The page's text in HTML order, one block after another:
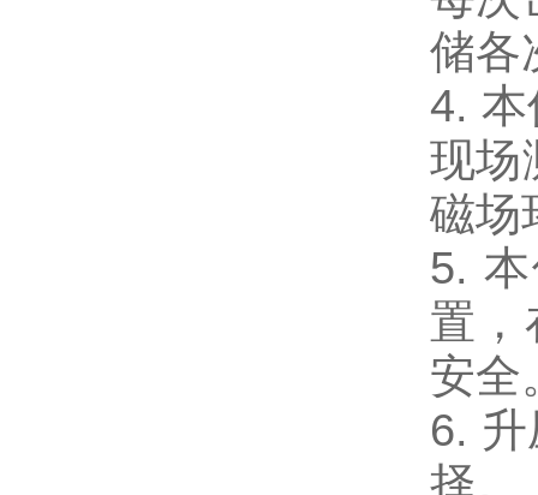
储各
4.
现场
磁场
5.
置，
安全
6.
择。